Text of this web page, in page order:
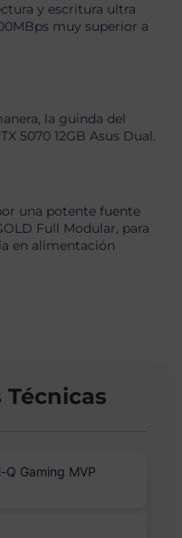
y escritura ultra
muy superior a
la guinda del
5070 12GB Asus Dual.
una potente fuente
Full Modular, para
en alimentación
Q Gaming MVP